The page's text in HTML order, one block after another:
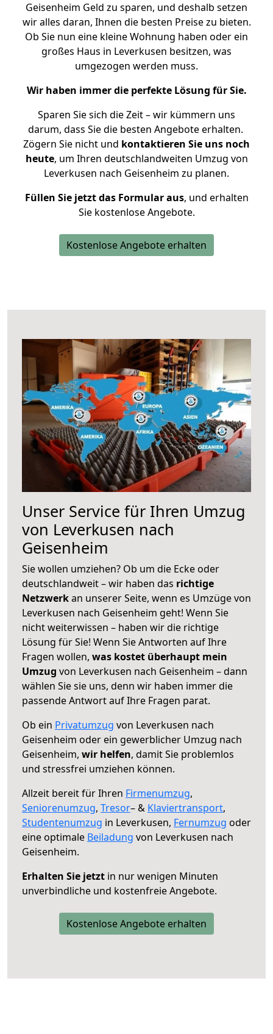
Geisenheim Geld zu sparen, und deshalb setzen
wir alles daran, Ihnen die besten Preise zu bieten.
Ob Sie nun eine kleine Wohnung haben oder ein
großes Haus in Leverkusen besitzen, was
umgezogen werden muss.
Wir haben immer die perfekte Lösung für Sie.
Sparen Sie sich die Zeit – wir kümmern uns
darum, dass Sie die besten Angebote erhalten.
Zögern Sie nicht und kontaktieren Sie uns noch
heute, um Ihren deutschlandweiten Umzug von
Leverkusen nach Geisenheim zu planen.
Füllen Sie jetzt das Formular aus, und erhalten
Sie kostenlose Angebote.
Kostenlose Angebote erhalten
Unser Service für Ihren Umzug
von Leverkusen nach
Geisenheim
Sie wollen umziehen? Ob um die Ecke oder
deutschlandweit – wir haben das richtige
Netzwerkan unserer Seite, wenn es Umzüge von
Leverkusen nach Geisenheim geht! Wenn Sie
nicht weiterwissen – haben wir die richtige
Lösung für Sie! Wenn Sie Antworten auf Ihre
Fragen wollen, was kostet überhaupt mein
Umzug von Leverkusen nach Geisenheim – dann
wählen Sie sie uns, denn wir haben immer die
passende Antwort auf Ihre Fragen parat.
Ob ein Privatumzug von Leverkusen nach
Geisenheim oder ein gewerblicher Umzug nach
Geisenheim, wir helfen, damit Sie problemlos
und stressfrei umziehen können.
Allzeit bereit für Ihren Firmenumzug,
Seniorenumzug, Tresor– & Klaviertransport,
Studentenumzug in Leverkusen, Fernumzug oder
eine optimale Beiladung von Leverkusen nach
Geisenheim.
Erhalten Sie jetzt in nur wenigen Minuten
unverbindliche und kostenfreie Angebote.
Kostenlose Angebote erhalten